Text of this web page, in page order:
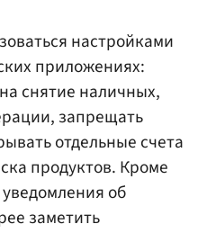
настройками
приложениях:
снятие наличных,
запрещать
отдельные счета
продуктов. Кроме
об
заметить